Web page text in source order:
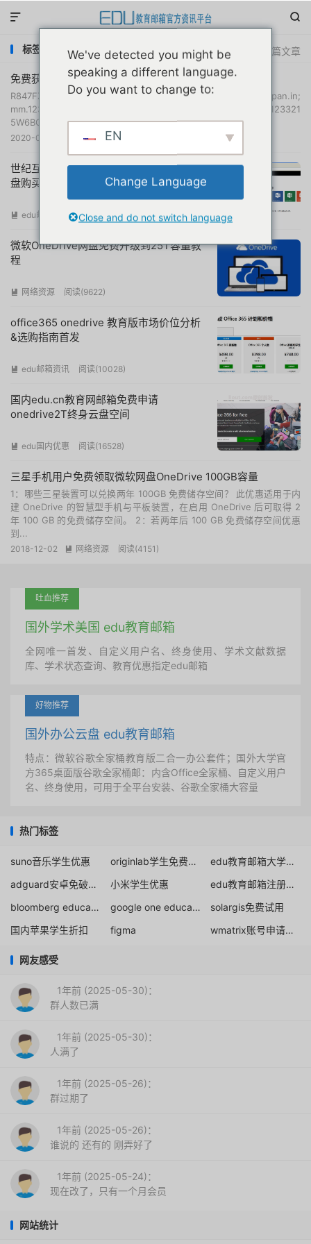


共 6 篇文章
标签：onedrive永久1t
免费获取OneDrive 5T账号2020分享附带云盘挂载
R847FZVGK@365pan.in; mm.123321 7FNLHSIOP@365pan.in;
mm.123321 XGZOAPJCN@365pan.in; mm.123321
5W6BC4X3E@365pan.in; mm.123...
2020-05-11 网络资源 阅读(
世纪互联在线版office365及OneDrive云
盘购买注册申请普及教程首发
 edu邮箱资讯 阅读(48554
微软OneDrive网盘免费升级到25T容量教
程
 网络资源 阅读(9622)
office365 onedrive 教育版市场价位分析
&选购指南首发
 edu邮箱资讯 阅读(10028)
国内edu.cn教育网邮箱免费申请
onedrive2T终身云盘空间
 edu国内优惠 阅读(16528)
三星手机用户免费领取微软网盘OneDrive 100GB容量
1：哪些三星装置可以兑换两年 100GB 免费储存空间？ 此优惠适用于内
建 OneDrive 的智慧型手机与平板装置，在启用 OneDrive 后可取得 2
年 100 GB 的免费储存空间。 2：若两年后 100 GB 免费储存空间优惠
到...
2018-12-02  网络资源 阅读(4151 )
吐血推荐
国外学术美国 edu教育邮箱
全网唯一首发、自定义用户名、终身使用、学术文献数据
库、学术状态查询、教育优惠指定edu邮箱
好物推荐
国外办公云盘 edu教育邮箱
特点：微软谷歌全家桶教育版二合一办公套件；国外大学官
方365桌面版谷歌全家桶邮：内含Office全家桶、自定义用户
名、终身使用，可用于全平台安装、谷歌全家桶大容量
热门标签
suno音乐学生优惠 originlab学生免费申请
edu教育邮箱大学生教育优惠
adguard安卓免破解正版授权
小米学生优惠
edu教育邮箱注册申请教程
bloomberg education terminal
google one education discount
solargis免费试用
国内苹果学生折扣
figma wmatrix账号申请教程
网友感受
1年前 (2025-05-30)：
群人数已满
1年前 (2025-05-30)：
人满了
1年前 (2025-05-26)：
群过期了
1年前 (2025-05-26)：
谁说的 还有的 刚弄好了
1年前 (2025-05-24)：
现在改了，只有一个月会员
网站统计
We've detected you might be
speaking a different language.
Do you want to change to:
EN
Change Language
Close and do not switch language